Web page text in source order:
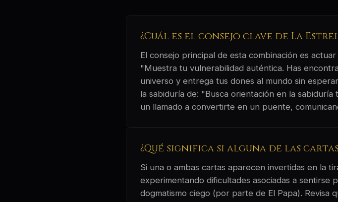
¿Cuál es el consejo clave de La
El consejo principal de esta combinación es
"Muestra tu vulnerabilidad auténtica. Has
universo y entrega tus dones al mundo sin
la sabiduría de: "Busca orientación en la
un llamado a convertirte en un puente,
¿Qué significa si alguna de las
Si una o ambas cartas aparecen invertidas en la
experimentando dificultades asociadas a
dogmatismo ciego (por parte de El Papa). Revisa